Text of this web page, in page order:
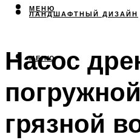
ЛАНДШАФТНЫЙ ДИЗАЙН
МЕНЮ
МЕНЮ
Насос
грязной